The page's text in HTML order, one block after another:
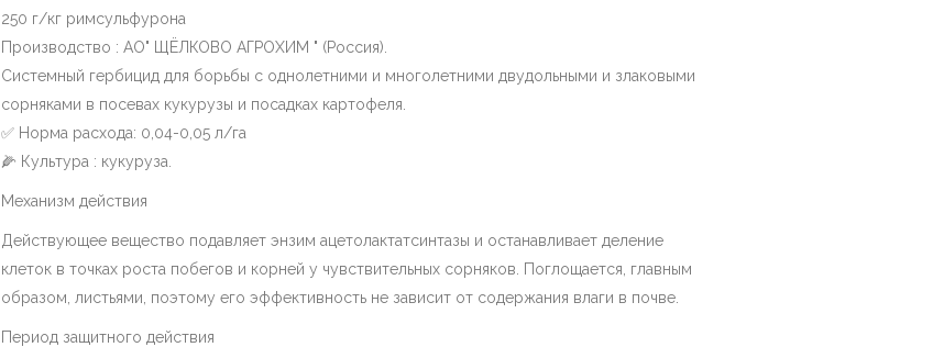
250 г/кг римсульфурона
Производство : АО" ЩЁЛКОВО АГРОХИМ " (Россия).
Системный гербицид для борьбы с однолетними и многолетними двудольными и злаковыми
сорняками в посевах кукурузы и посадках картофеля.
✅ Норма расхода: 0,04-0,05 л/га
🌽 Культура : кукуруза.
Механизм действия
Действующее вещество подавляет энзим ацетолактатсинтазы и останавливает деление
клеток в точках роста побегов и корней у чувствительных сорняков. Поглощается, главным
образом, листьями, поэтому его эффективность не зависит от содержания влаги в почве.
Период защитного действия